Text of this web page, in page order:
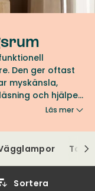
Den ger oftast
myskänsla,
och hjälper
och
marmor, glas,
skapa den
Läs mer
Sortera